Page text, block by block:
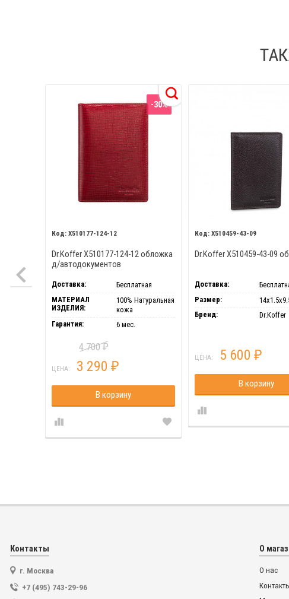
-30%
X510177-124-12
Dr.Koffer X510177-124-12 обложка
д/автодокументов
Доставка:
Бесплатная
МАТЕРИАЛ
ИЗДЕЛИЯ:
100% Натуральная
кожа
Гарантия:
6 мес.
4 700₽
ЦЕНА: 3 290 ₽
В корзину
X510459-43-09
Dr.Koffer X510459-43-09
Доставка:
Размер:
Бренд:
Dr.Koffer
ЦЕНА: 5 600 ₽
В корзину
Контакты
г. Москва
+7 (495) 743-29-96
О
О нас